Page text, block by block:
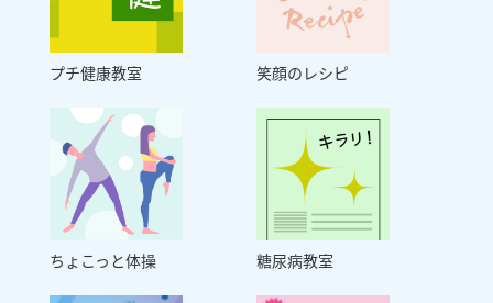
プチ健康教室 笑顔のレシピ
ちょこっと体操 糖尿病教室